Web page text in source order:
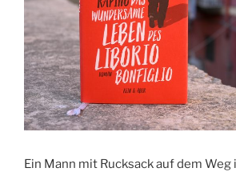
Ein Mann mit Rucksack auf dem Weg